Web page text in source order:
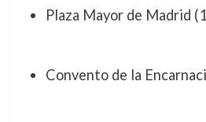
Plaza Mayor de Madrid
Convento de la